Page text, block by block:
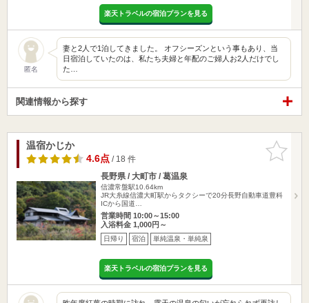
楽天トラベルの宿泊プランを見る
匿名
妻と2人で1泊してきました。 オフシーズンという事もあり、当
日宿泊していたのは、私たち夫婦と年配のご婦人お2人だけでし
た…
関連情報から探す
お気に入
りに追加
温宿かじか
4.6点/ 18 件
長野県 / 大町市 / 葛温泉
信濃常盤駅10.64km
JR大糸線信濃大町駅からタクシーで20分長野自動車道豊科
ICから国道…
営業時間 10:00～15:00
入浴料金 1,000円～
日帰り 宿泊 単純温泉・単純泉
楽天トラベルの宿泊プランを見る